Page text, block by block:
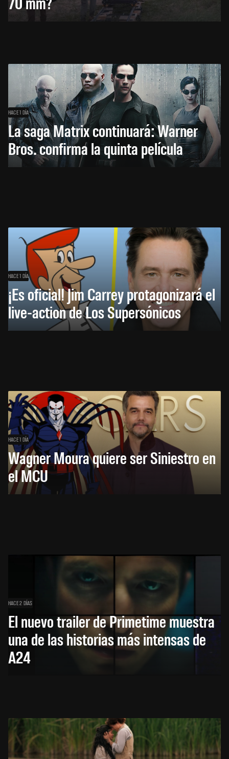
HACE 1 DÍA
La saga Matrix continuará: Warner
Bros. confirma la quinta película
HACE 1 DÍA
¡Es oficial! Jim Carrey protagonizará el
live-action de Los Supersónicos
HACE 1 DÍA
Wagner Moura quiere ser Siniestro en
el MCU
HACE 2 DÍAS
El nuevo trailer de Primetime muestra
una de las historias más intensas de
A24